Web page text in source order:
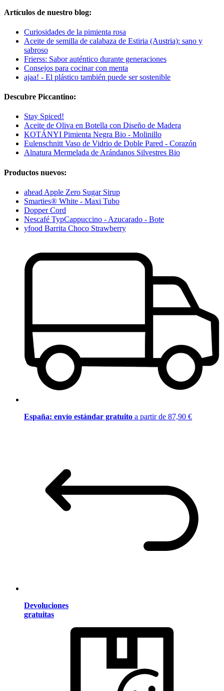
Artículos de nuestro blog:
Curiosidades de la pimienta rosa
Aceite de semilla de calabaza de Estiria (Austria): sano y
sabroso
Frierss: Sabor auténtico durante generaciones
Consejos para cocinar con menta
ajaa! - El plástico también puede ser sostenible
Descubre Piccantino:
Stay Spiced!
Aceite de Oliva en Botella con Diseño de Madera
KOTÁNYI Pimienta Negra Bio - Molinillo
Eulenschnitt Vaso de Vidrio de Doble Pared - Corazón
Alnatura Mermelada de Arándanos Silvestres Bio
Productos nuevos:
ahead Apple Zero Sugar Sirup
Smarties® White - Maxi Tubo
Dopper Cord
Nescafé TypCappuccino - Azucarado - Bote
yfood Barrita Choco Strawberry
España: envío estándar gratuito a partir de 87,90 €
Devoluciones
gratuitas